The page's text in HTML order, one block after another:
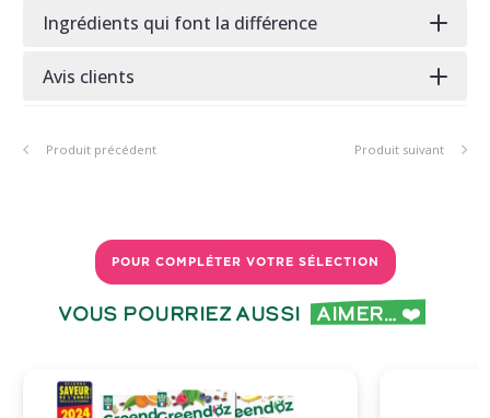
Ingrédients qui font la différence
Avis clients
Produit précédent Produit suivant
POUR COMPLÉTER VOTRE SÉLECTION
Vous pourriez aussi aimer… ❤️